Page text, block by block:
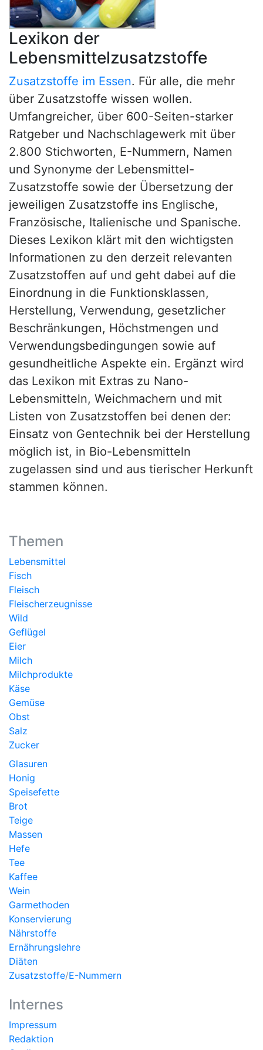
Lexikon der
Lebensmittelzusatzstoffe
Zusatzstoffe im Essen. Für alle, die mehr
über Zusatzstoffe wissen wollen.
Umfangreicher, über 600-Seiten-starker
Ratgeber und Nachschlagewerk mit über
2.800 Stichworten, E-Nummern, Namen
und Synonyme der Lebensmittel-
Zusatzstoffe sowie der Übersetzung der
jeweiligen Zusatzstoffe ins Englische,
Französische, Italienische und Spanische.
Dieses Lexikon klärt mit den wichtigsten
Informationen zu den derzeit relevanten
Zusatzstoffen auf und geht dabei auf die
Einordnung in die Funktionsklassen,
Herstellung, Verwendung, gesetzlicher
Beschränkungen, Höchstmengen und
Verwendungsbedingungen sowie auf
gesundheitliche Aspekte ein. Ergänzt wird
das Lexikon mit Extras zu Nano-
Lebensmitteln, Weichmachern und mit
Listen von Zusatzstoffen bei denen der:
Einsatz von Gentechnik bei der Herstellung
möglich ist, in Bio-Lebensmitteln
zugelassen sind und aus tierischer Herkunft
stammen können.
Themen
Lebensmittel
Fisch
Fleisch
Fleischerzeugnisse
Wild
Geflügel
Eier
Milch
Milchprodukte
Käse
Gemüse
Obst
Salz
Zucker
Glasuren
Honig
Speisefette
Brot
Teige
Massen
Hefe
Tee
Kaffee
Wein
Garmethoden
Konservierung
Nährstoffe
Ernährungslehre
Diäten
Zusatzstoffe/E-Nummern
Internes
Impressum
Redaktion